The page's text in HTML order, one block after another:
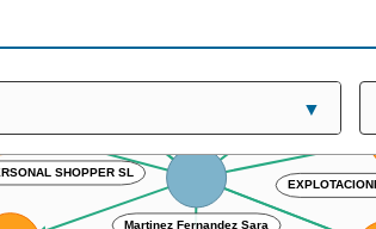
JELS PRODUCTOS SL
SOMRIE PATRIMONIO SL
PERSONAL SHOPPER SL
PB